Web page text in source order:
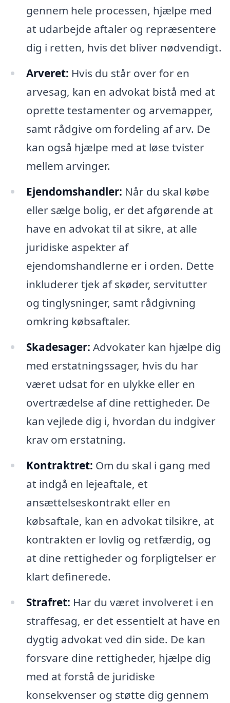
gennem hele processen, hjælpe med
at udarbejde aftaler og repræsentere
dig i retten, hvis det bliver nødvendigt.
Arveret: Hvis du står over for en
arvesag, kan en advokat bistå med at
oprette testamenter og arvemapper,
samt rådgive om fordeling af arv. De
kan også hjælpe med at løse tvister
mellem arvinger.
Ejendomshandler: Når du skal købe
eller sælge bolig, er det afgørende at
have en advokat til at sikre, at alle
juridiske aspekter af
ejendomshandlerne er i orden. Dette
inkluderer tjek af skøder, servitutter
og tinglysninger, samt rådgivning
omkring købsaftaler.
Skadesager: Advokater kan hjælpe dig
med erstatningssager, hvis du har
været udsat for en ulykke eller en
overtrædelse af dine rettigheder. De
kan vejlede dig i, hvordan du indgiver
krav om erstatning.
Kontraktret: Om du skal i gang med
at indgå en lejeaftale, et
ansættelseskontrakt eller en
købsaftale, kan en advokat tilsikre, at
kontrakten er lovlig og retfærdig, og
at dine rettigheder og forpligtelser er
klart definerede.
Strafret: Har du været involveret i en
straffesag, er det essentielt at have en
dygtig advokat ved din side. De kan
forsvare dine rettigheder, hjælpe dig
med at forstå de juridiske
konsekvenser og støtte dig gennem